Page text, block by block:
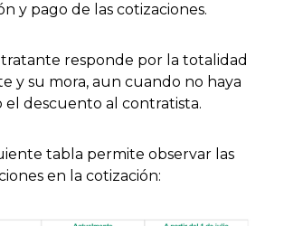
y pago de las cotizaciones.
responde por la totalidad
y su mora, aun cuando no haya
el descuento al contratista.
tabla permite observar las
en la cotización: